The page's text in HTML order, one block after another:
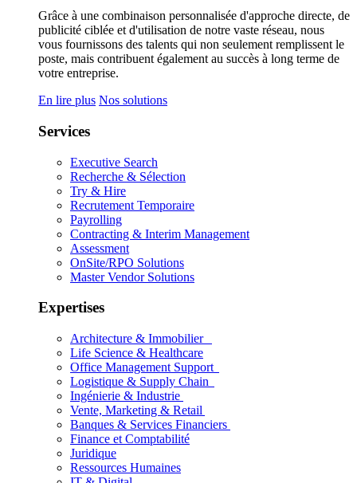
Grâce à une combinaison personnalisée d'approche directe, de
publicité ciblée et d'utilisation de notre vaste réseau, nous
vous fournissons des talents qui non seulement remplissent le
poste, mais contribuent également au succès à long terme de
votre entreprise.
En lire plus Nos solutions
Services
Executive Search
Recherche & Sélection
Try & Hire
Recrutement Temporaire
Payrolling
Contracting & Interim Management
Assessment
OnSite/RPO Solutions
Master Vendor Solutions
Expertises
Architecture & Immobilier
Life Science & Healthcare
Office Management Support
Logistique & Supply Chain
Ingénierie & Industrie
Vente, Marketing & Retail
Banques & Services Financiers
Finance et Comptabilité
Juridique
Ressources Humaines